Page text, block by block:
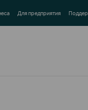
Для предприятия